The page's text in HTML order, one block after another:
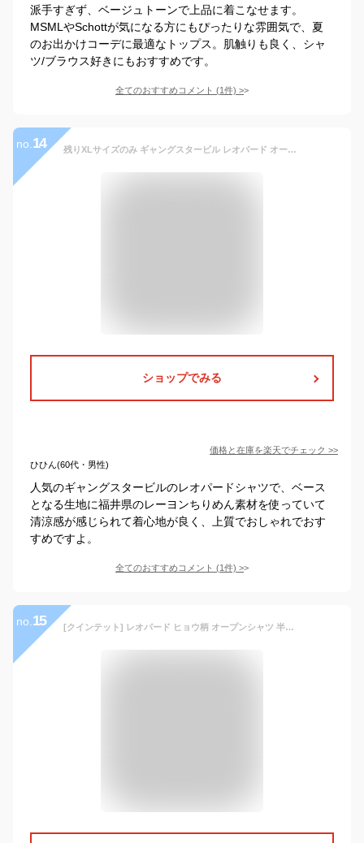
派手すぎず、ベージュトーンで上品に着こなせます。
MSMLやSchottが気になる方にもぴったりな雰囲気で、夏
のお出かけコーデに最適なトップス。肌触りも良く、シャ
ツ/ブラウス好きにもおすすめです。
全てのおすすめコメント (1件) >
no. 14 残りXLサイズのみ ギャングスタービル レオパード オープンカラー 半袖シャツ メンズ 開襟シャツ GANGSTERVILLE RISE ABOVE - S/S SHIRTS GLADHAND グラッドハンド WEIRDO ウィアード OLD CROW オールドクロウ
ショップでみる
価格と在庫を楽天でチェック >>
ひひん(60代・男性)
人気のギャングスタービルのレオパードシャツで、ベース
となる生地に福井県のレーヨンちりめん素材を使っていて
清涼感が感じられて着心地が良く、上質でおしゃれでおす
すめですよ。
全てのおすすめコメント (1件) >
no. 15 [クインテット] レオパード ヒョウ柄 オープンシャツ 半袖メンズ アロハシャツ 日本製 ロック PUNK 豹柄 ひょう柄 11-70537 (L)